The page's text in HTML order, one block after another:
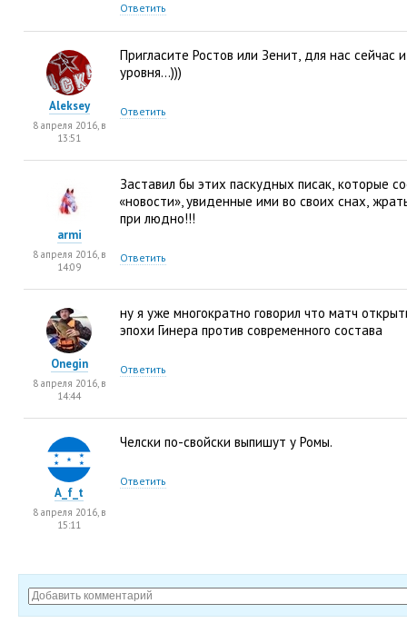
Ответить
Пригласите Ростов или Зенит, для нас сейчас
уровня…)))
Ответить
Aleksey
8 апреля 2016, в
13:51
Заставил бы этих паскудных писак, которые
«новости», увиденные ими во своих снах,
при людно!!!
Ответить
armi
8 апреля 2016, в
14:09
ну я уже многократно говорил что матч
эпохи Гинера против современного состава
Ответить
Onegin
8 апреля 2016, в
14:44
Челски по-свойски выпишут у Ромы.
Ответить
A_f_t
8 апреля 2016, в
15:11